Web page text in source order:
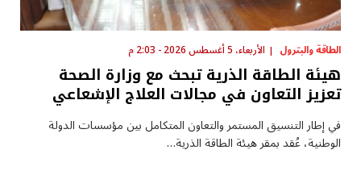
الطاقة والبترول الأربعاء، 5 أغسطس 2026 - 2:03 م
هيئة الطاقة الذرية تبحث مع وزارة الصحة
تعزيز التعاون في مجالات العلاج الإشعاعي
في إطار التنسيق المستمر والتعاون المتكامل بين مؤسسات الدولة
الوطنية، عُقد بمقر هيئة الطاقة الذرية…